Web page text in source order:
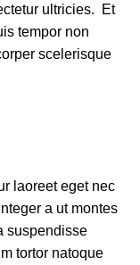
ultricies. Et
tempor non
scelerisque
laoreet eget nec
a ut montes
suspendisse
tortor natoque